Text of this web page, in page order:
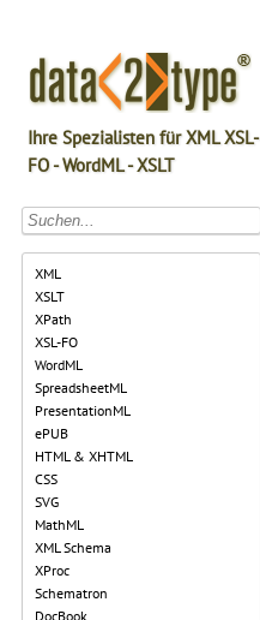
Ihre Spezialisten für XML XSL-
FO - WordML - XSLT
XML
XSLT
XPath
XSL-FO
WordML
SpreadsheetML
PresentationML
ePUB
HTML & XHTML
CSS
SVG
MathML
XML Schema
XProc
Schematron
DocBook